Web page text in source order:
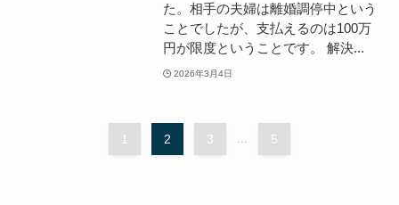
た。相手の夫婦は離婚調停中という
ことでしたが、支払えるのは100万
円が限度ということです。 解決...
2026年3月4日
1 2 3 5